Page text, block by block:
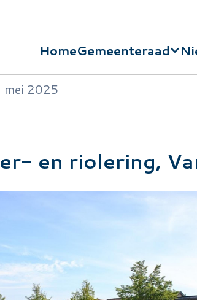
Hoofdnavigatie
HomeGemeenteraad
mei 2025
en riolering,